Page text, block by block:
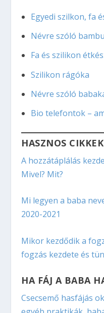
Egyedi szilkon, fa
Névre szóló
Fa és szilikon
Szilikon rágóka
Névre szóló
Bio telefontok –
HASZNOS
A hozzátáplálás
Mivel? Mit?
Mi legyen a baba
2020-2021
Mikor kezdődik a
fogzás kezdete és
HA FÁJ A BABA
Csecsemő hasfájás